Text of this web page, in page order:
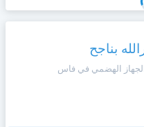
بناجح
الهضمي في فاس